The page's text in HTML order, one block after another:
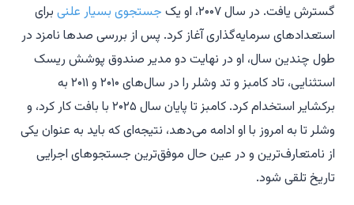
گسترش یافت. در سال ۲۰۰۷، او یک
جستجوی بسیار علنی برای
استعدادهای سرمایه‌گذاری آغاز کرد. پس از بررسی صدها نامزد در
طول چندین سال، او در نهایت دو مدیر صندوق پوشش ریسک
استثنایی، تاد کامبز و تد وشلر را در سال‌های ۲۰۱۰ و ۲۰۱۱ به
برکشایر استخدام کرد. کامبز تا پایان سال ۲۰۲۵ با بافت کار کرد، و
وشلر تا به امروز با او ادامه می‌دهد، نتیجه‌ای که باید به عنوان یکی
از نامتعارف‌ترین و در عین حال موفق‌ترین جستجوهای اجرایی
تاریخ تلقی شود.